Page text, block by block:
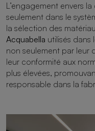
L’engagement envers
seulement dans le
la sélection des
Acquabella utilisés dans
non seulement par leur
leur conformité aux
plus élevées,
responsable dans la